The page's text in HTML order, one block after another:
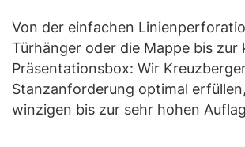
Von der einfachen
Türhänger oder die Mappe bis zur
Präsentationsbox: Wir
Stanzanforderung optimal
winzigen bis zur sehr hohen